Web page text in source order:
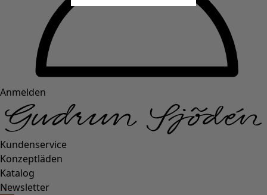
Anmelden
Kundenservice
Konzeptläden
Katalog
Newsletter